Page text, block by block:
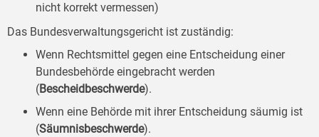
nicht korrekt vermessen)
Das Bundesverwaltungsgericht ist zuständig:
Wenn Rechtsmittel gegen eine Entscheidung einer
Bundesbehörde eingebracht werden
(Bescheidbeschwerde).
Wenn eine Behörde mit ihrer Entscheidung säumig ist
(Säumnisbeschwerde).